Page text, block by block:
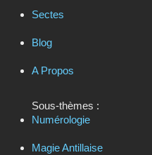
Sectes
Blog
A Propos
Sous-thèmes :
Numérologie
Magie Antillaise